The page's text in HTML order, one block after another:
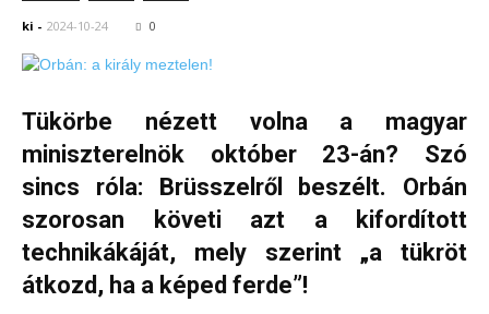
ki - 2024-10-24 0
Tükörbe nézett volna a magyar
miniszterelnök október 23-án? Szó
sincs róla: Brüsszelről beszélt. Orbán
szorosan követi azt a kifordított
technikákáját, mely szerint „a tükröt
átkozd, ha a képed ferde”!